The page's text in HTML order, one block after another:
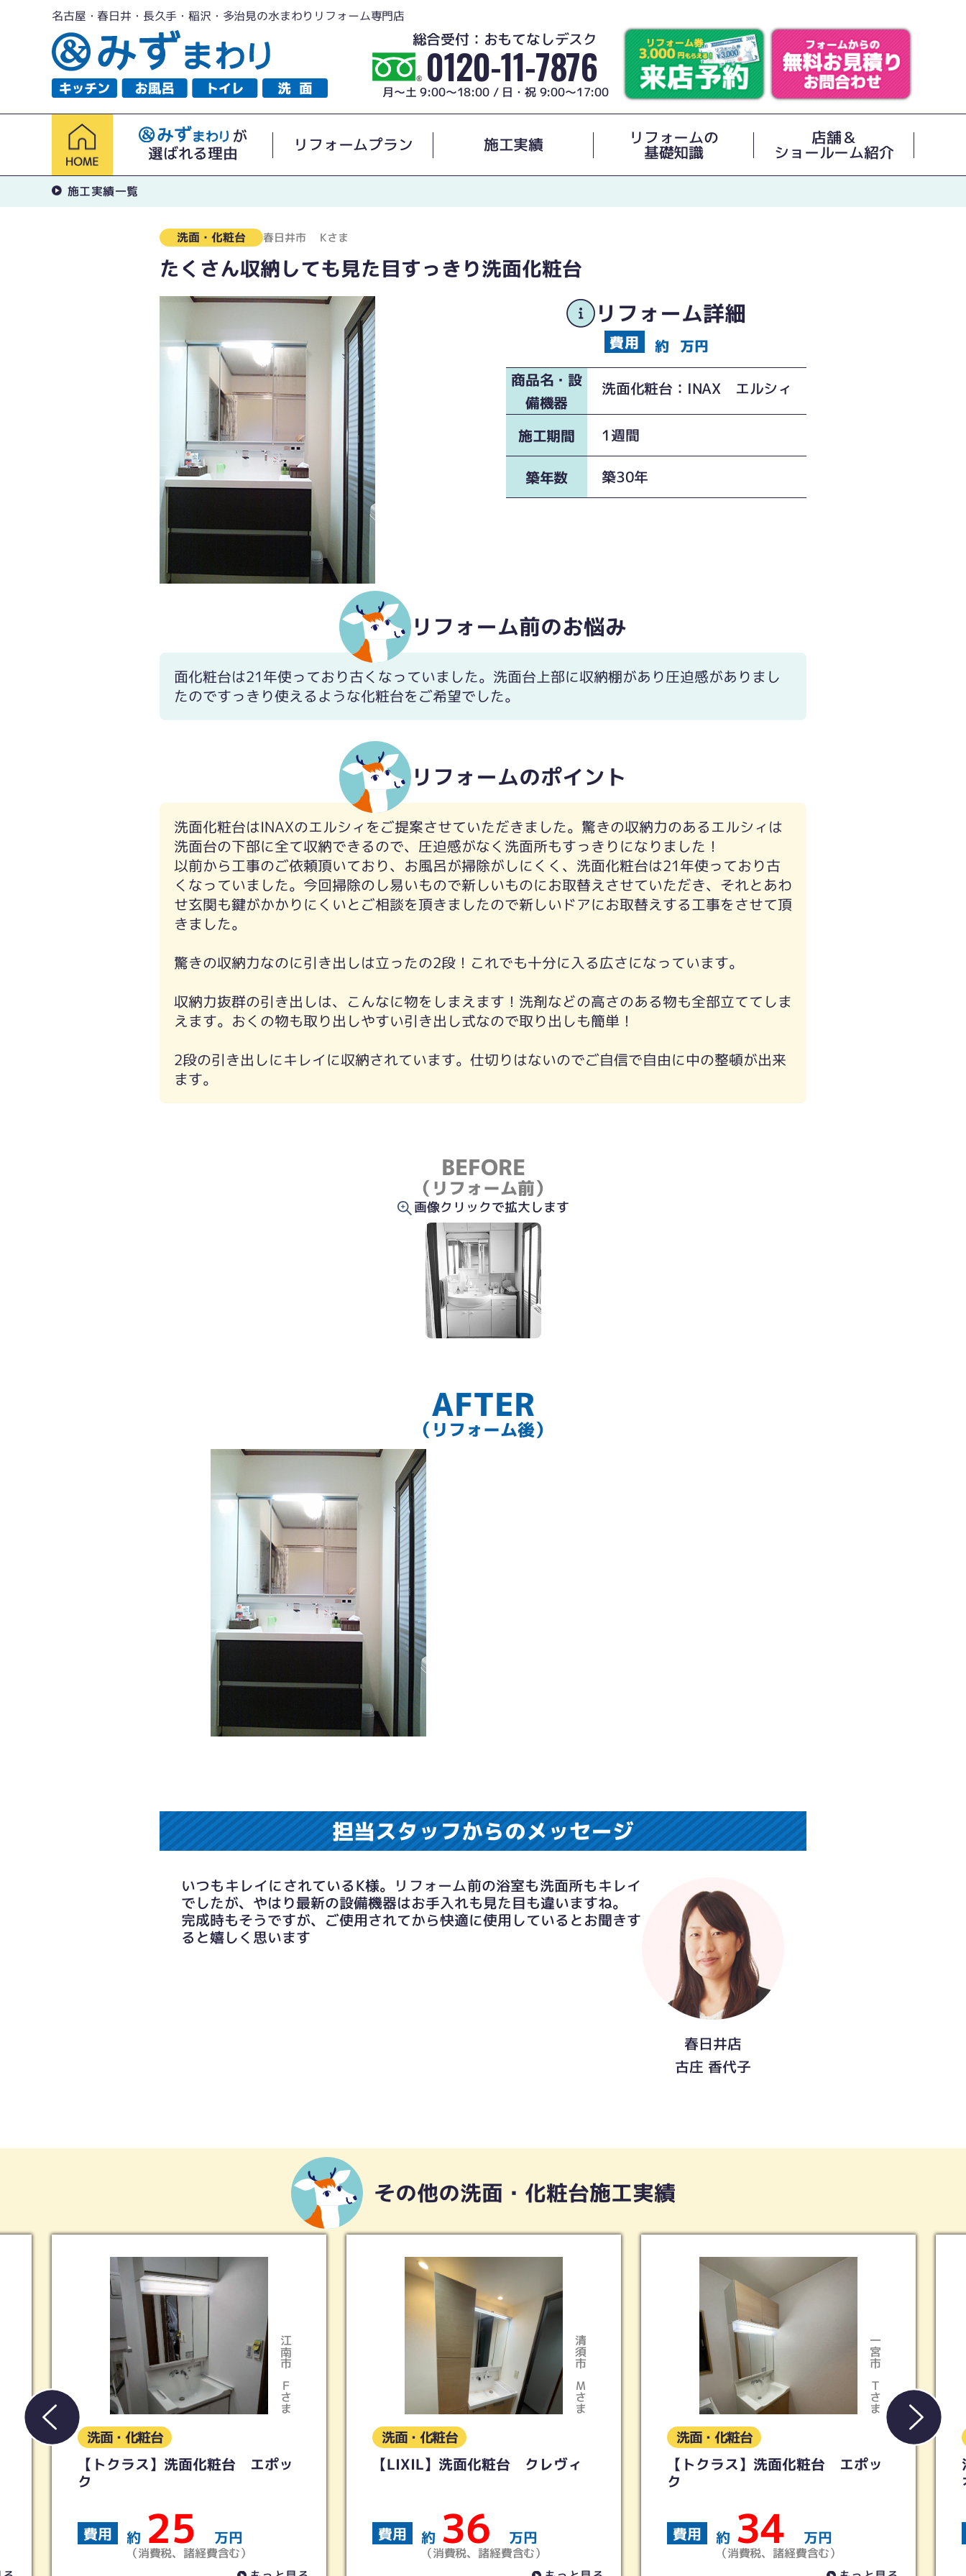
名古屋・春日井・長久手・稲沢・多治見の水まわりリフォーム専門店
総合受付：おもてなしデスク
0120-11-7876
月～土 9:00～18:00 / 日・祝 9:00～17:00
が
選ばれる理由
リフォームプラン 施工実績 リフォームの
基礎知識
店舗＆
ショールーム紹介
施工実績一覧
洗面・化粧台 春日井市 Kさま
たくさん収納しても見た目すっきり洗面化粧台
リフォーム詳細
約
万円
商品名・設
備機器
洗面化粧台：INAX エルシィ
施工期間 1週間
築年数 築30年
リフォーム前のお悩み
面化粧台は21年使っており古くなっていました。洗面台上部に収納棚があり圧迫感がありまし
たのですっきり使えるような化粧台をご希望でした。
リフォームのポイント
洗面化粧台はINAXのエルシィをご提案させていただきました。驚きの収納力のあるエルシィは
洗面台の下部に全て収納できるので、圧迫感がなく洗面所もすっきりになりました！
以前から工事のご依頼頂いており、お風呂が掃除がしにくく、洗面化粧台は21年使っており古
くなっていました。今回掃除のし易いもので新しいものにお取替えさせていただき、それとあわ
せ玄関も鍵がかかりにくいとご相談を頂きましたので新しいドアにお取替えする工事をさせて頂
きました。
驚きの収納力なのに引き出しは立ったの2段！これでも十分に入る広さになっています。
収納力抜群の引き出しは、こんなに物をしまえます！洗剤などの高さのある物も全部立ててしま
えます。おくの物も取り出しやすい引き出し式なので取り出しも簡単！
2段の引き出しにキレイに収納されています。仕切りはないのでご自信で自由に中の整頓が出来
ます。
BEFORE
（リフォーム前）
画像クリックで拡大します
AFTER
（リフォーム後）
担当スタッフからのメッセージ
いつもキレイにされているK様。リフォーム前の浴室も洗面所もキレイ
でしたが、やはり最新の設備機器はお手入れも見た目も違いますね。
完成時もそうですが、ご使用されてから快適に使用しているとお聞きす
ると嬉しく思います
春日井店
古庄 香代子
その他の洗面・化粧台施工実績
江南市
洗面・化粧台
【トクラス】洗面化粧台 エポッ
費用 約 25 万円
（消費税、諸経費含む）
Ｍさま
洗面・化粧台
【LIXIL】洗面化粧台 クレヴィ
費用 約 36 万円
（消費税、諸経費含む）
洗面・化粧台
【トクラス】洗面化粧台 エポッ
費用 約 34 万円
（消費税、諸経費含む）